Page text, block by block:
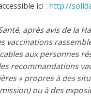
ici : http://
après avis de la
vaccinations
aux personnes
recommandations
» propres à des
ou à des